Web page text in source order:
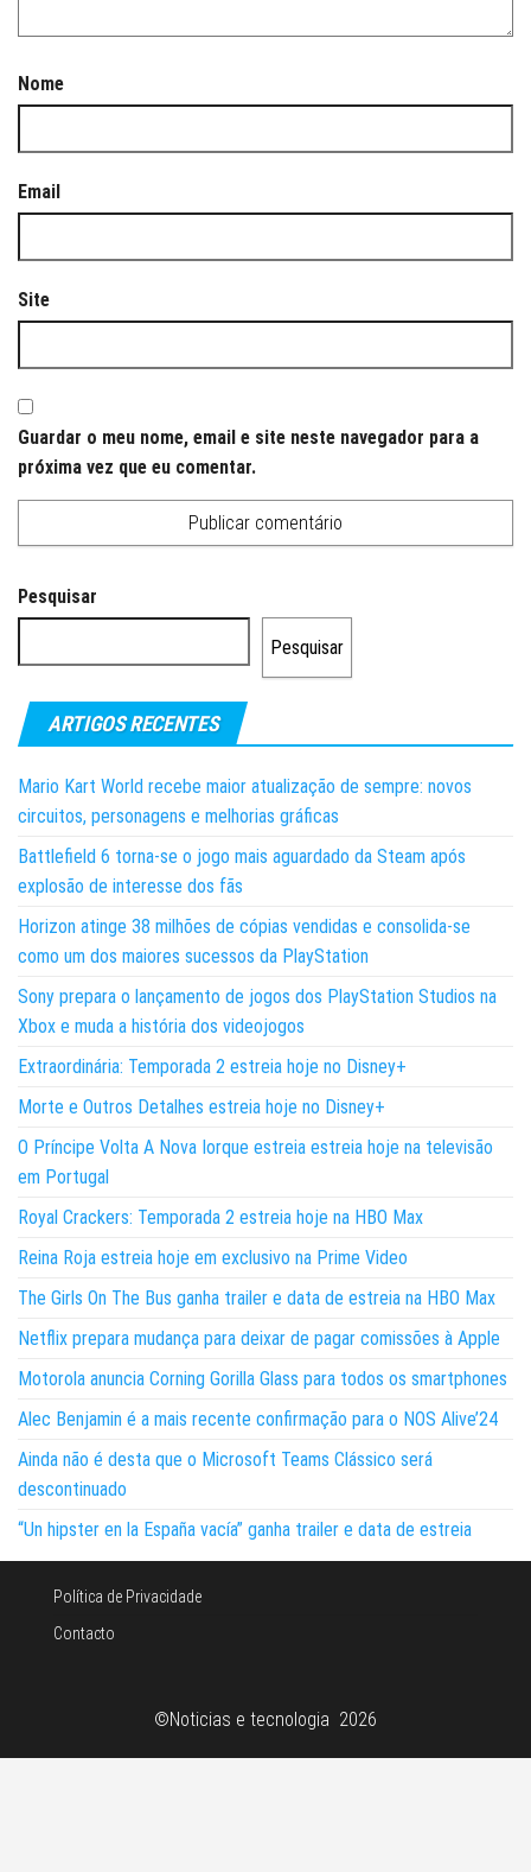
Nome
Email
Site
Guardar o meu nome, email e site neste navegador para a
próxima vez que eu comentar.
Pesquisar
Pesquisar
ARTIGOS RECENTES
Mario Kart World recebe maior atualização de sempre: novos
circuitos, personagens e melhorias gráficas
Battlefield 6 torna-se o jogo mais aguardado da Steam após
explosão de interesse dos fãs
Horizon atinge 38 milhões de cópias vendidas e consolida-se
como um dos maiores sucessos da PlayStation
Sony prepara o lançamento de jogos dos PlayStation Studios na
Xbox e muda a história dos videojogos
Extraordinária: Temporada 2 estreia hoje no Disney+
Morte e Outros Detalhes estreia hoje no Disney+
O Príncipe Volta A Nova Iorque estreia estreia hoje na televisão
em Portugal
Royal Crackers: Temporada 2 estreia hoje na HBO Max
Reina Roja estreia hoje em exclusivo na Prime Video
The Girls On The Bus ganha trailer e data de estreia na HBO Max
Netflix prepara mudança para deixar de pagar comissões à Apple
Motorola anuncia Corning Gorilla Glass para todos os smartphones
Alec Benjamin é a mais recente confirmação para o NOS Alive’24
Ainda não é desta que o Microsoft Teams Clássico será
descontinuado
“Un hipster en la España vacía” ganha trailer e data de estreia
Política de Privacidade
Contacto
©Noticias e tecnologia 2026